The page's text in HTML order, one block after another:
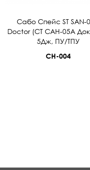
Cабо Спейс ST SAN-
Doctor (СТ САН-05А
5Дж, ПУ/ТПУ
СН-004